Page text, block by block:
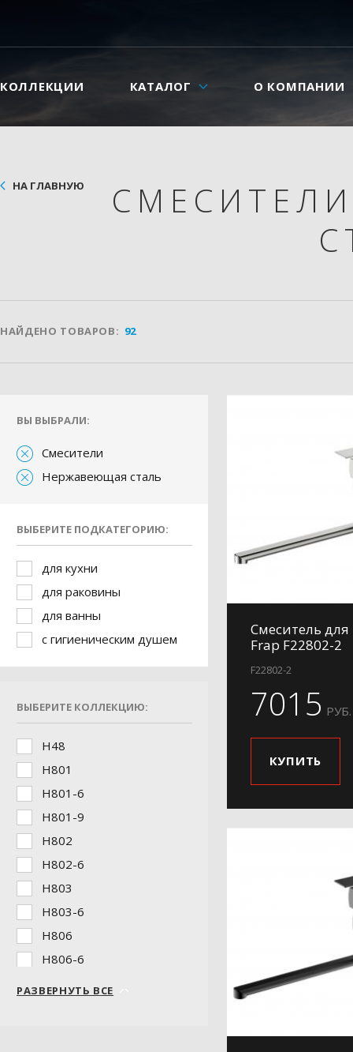
КОЛЛЕКЦИИ КАТАЛОГ О КОМПАНИИ
НА ГЛАВНУЮ
НАЙДЕНО ТОВАРОВ: 92
ВЫ ВЫБРАЛИ:
Смесители
Нержавеющая сталь
ВЫБЕРИТЕ ПОДКАТЕГОРИЮ:
для кухни
для раковины
для ванны
с гигиеническим душем
ВЫБЕРИТЕ КОЛЛЕКЦИЮ:
H48
H801
H801-6
H801-9
H802
H802-6
H803
H803-6
H806
H806-6
РАЗВЕРНУТЬ ВСЕ
Смеситель
Frap F22802-2
F22802-2
7015 РУБ.
КУПИТЬ